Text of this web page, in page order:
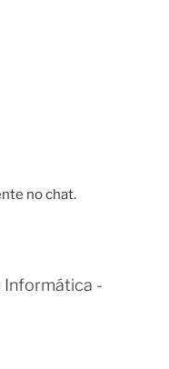
no chat.
Informática -